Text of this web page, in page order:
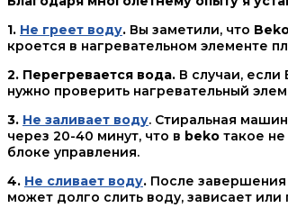
1. Не греет воду. Вы заметили, что
кроется в нагревательном элементе
2. Перегревается вода. В случаи,
нужно проверить нагревательный
3. Не заливает воду. Стиральная
через 20-40 минут, что в beko такое
блоке управления.
4. Не сливает воду. После завершения
может долго слить воду, зависает